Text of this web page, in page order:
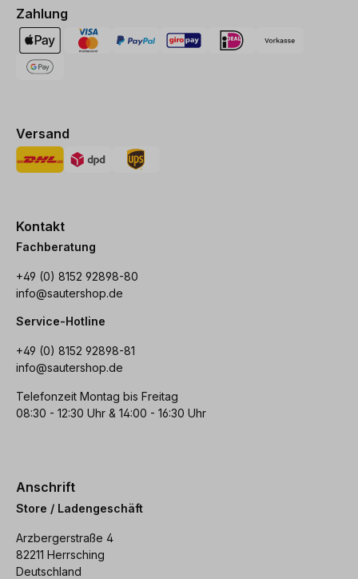
Zahlung
Versand
Kontakt
Fachberatung
+49 (0) 8152 92898-80
info@sautershop.de
Service-Hotline
+49 (0) 8152 92898-81
info@sautershop.de
Telefonzeit Montag bis Freitag
08:30 - 12:30 Uhr & 14:00 - 16:30 Uhr
Anschrift
Store / Ladengeschäft
Arzbergerstraße 4
82211 Herrsching
Deutschland